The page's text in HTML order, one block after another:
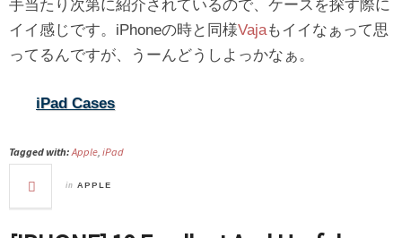
手当たり次第に紹介されているので、ケースを探す際に
イイ感じです。iPhoneの時と同様Vajaもイイなぁって思
ってるんですが、うーんどうしよっかなぁ。
iPad Cases
Tagged with: Apple, iPad
in APPLE